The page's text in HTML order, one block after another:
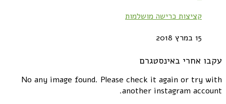
קציצות כרישה מושלמות
15 במרץ 2018
עקבו אחרי באינסטגרם
No any image found. Please check it again or try with
another instagram account.